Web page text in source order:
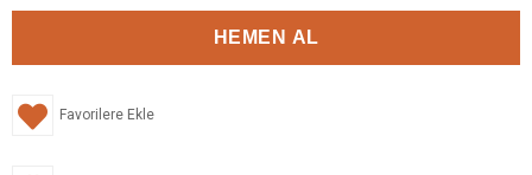
Favorilere Ekle